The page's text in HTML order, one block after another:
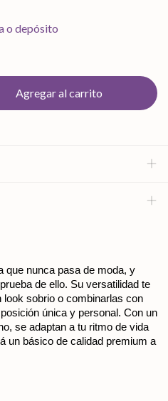
o depósito
que nunca pasa de moda, y
de ello. Su versatilidad te
sobrio o combinarlas con
única y personal. Con un
se adaptan a tu ritmo de vida
un básico de calidad premium a